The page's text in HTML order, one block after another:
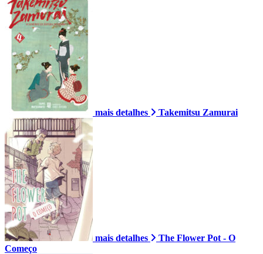
mais detalhes Takemitsu Zamurai
mais detalhes
The Flower Pot - O
Começo